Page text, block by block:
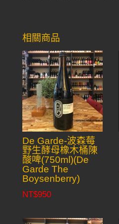
相關商品
De Garde-波森莓
野生酵母橡木桶陳
酸啤(750ml)(De
Garde The
Boysenberry)
NT$950